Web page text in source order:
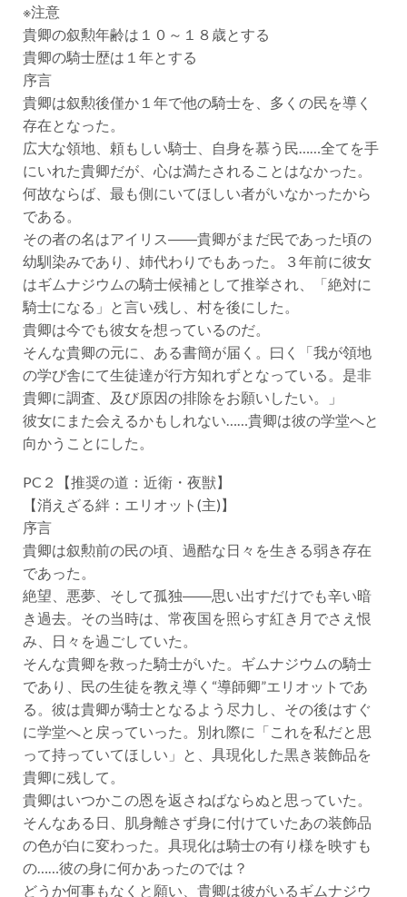
※注意
貴卿の叙勲年齢は１０～１８歳とする
貴卿の騎士歴は１年とする
序言
貴卿は叙勲後僅か１年で他の騎士を、多くの民を導く
存在となった。
広大な領地、頼もしい騎士、自身を慕う民……全てを手
にいれた貴卿だが、心は満たされることはなかった。
何故ならば、最も側にいてほしい者がいなかったから
である。
その者の名はアイリス――貴卿がまだ民であった頃の
幼馴染みであり、姉代わりでもあった。３年前に彼女
はギムナジウムの騎士候補として推挙され、「絶対に
騎士になる」と言い残し、村を後にした。
貴卿は今でも彼女を想っているのだ。
そんな貴卿の元に、ある書簡が届く。曰く「我が領地
の学び舎にて生徒達が行方知れずとなっている。是非
貴卿に調査、及び原因の排除をお願いしたい。」
彼女にまた会えるかもしれない……貴卿は彼の学堂へと
向かうことにした。
PC２【推奨の道：近衛・夜獣】
【消えざる絆：エリオット(主)】
序言
貴卿は叙勲前の民の頃、過酷な日々を生きる弱き存在
であった。
絶望、悪夢、そして孤独――思い出すだけでも辛い暗
き過去。その当時は、常夜国を照らす紅き月でさえ恨
み、日々を過ごしていた。
そんな貴卿を救った騎士がいた。ギムナジウムの騎士
であり、民の生徒を教え導く“導師卿”エリオットであ
る。彼は貴卿が騎士となるよう尽力し、その後はすぐ
に学堂へと戻っていった。別れ際に「これを私だと思
って持っていてほしい」と、具現化した黒き装飾品を
貴卿に残して。
貴卿はいつかこの恩を返さねばならぬと思っていた。
そんなある日、肌身離さず身に付けていたあの装飾品
の色が白に変わった。具現化は騎士の有り様を映すも
の……彼の身に何かあったのでは？
どうか何事もなくと願い、貴卿は彼がいるギムナジウ